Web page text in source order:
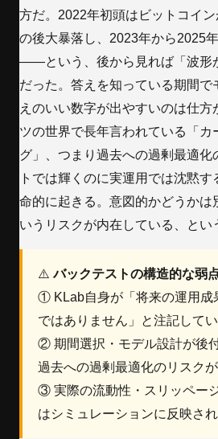
方だ。2022年初頭はビットコイ
の後大暴落し、2023年から2025
——という、後から見れば「波形
だった。答えを知っている期間で
えのいい数字が出やすいのは仕方
ツの世界で長年言われている「カ
グ」、つまり過去への過剰最適化
トでは輝くのに実運用では沈黙
命的に起きる。意図的かどうかは
いうリスクが内在している、とい
⚠️バックテストの構造的な弱
① KLab自身が「将来の運用成
ではありません」と注記して
② 期間選択・モデル設計が後
過去への過剰最適化のリスク
③ 実際の流動性・スリッペー
はシミュレーションに反映さ